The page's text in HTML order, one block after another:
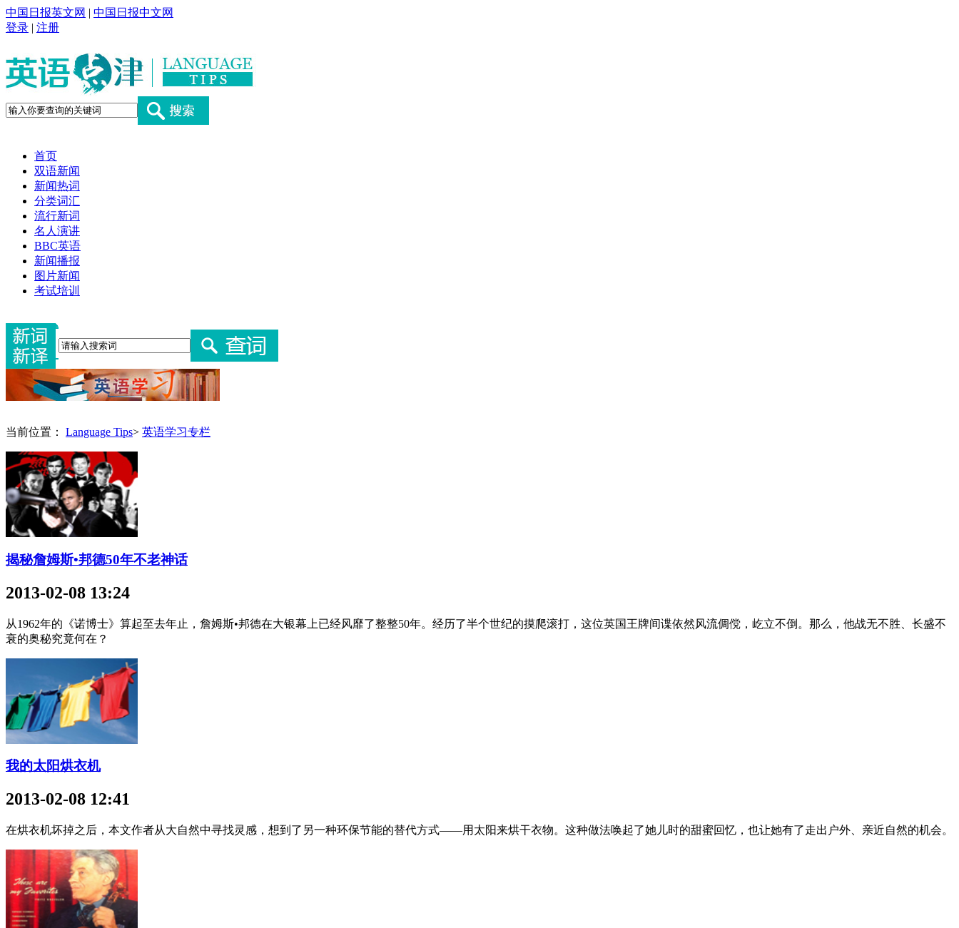
中国日报英文网 | 中国日报中文网
登录 | 注册
首页
双语新闻
新闻热词
分类词汇
流行新词
名人演讲
BBC英语
新闻播报
图片新闻
考试培训
当前位置： Language Tips> 英语学习专栏
揭秘詹姆斯•邦德50年不老神话
2013-02-08 13:24
从1962年的《诺博士》算起至去年止，詹姆斯•邦德在大银幕上已经风靡了整整50年。经历了半个世纪的摸爬滚打，这位英国王牌间谍依然风流倜傥，屹立不倒。那么，他战无不胜、长盛不
衰的奥秘究竟何在？
我的太阳烘衣机
2013-02-08 12:41
在烘衣机坏掉之后，本文作者从大自然中寻找灵感，想到了另一种环保节能的替代方式——用太阳来烘干衣物。这种做法唤起了她儿时的甜蜜回忆，也让她有了走出户外、亲近自然的机会。